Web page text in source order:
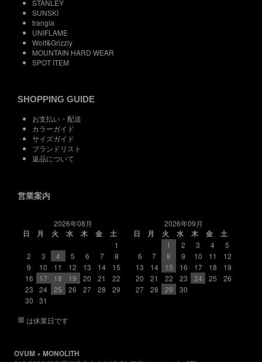
STANLEY
SUNSKI
trangia
UNIFLAME
Wolf&Grizzly
MOUNTAIN HARD WEAR
SPOT ITEM
SHOPPING GUIDE
お支払い・配送
カラーガイド
サイズガイド
ブランドリスト
返品について
営業案内
2026年08月
日
月 火 水 木 金
土
1
2
3 4 5 6 7
8
9
10 11 12 13 14
15
16
17 18 19 20 21
22
23
24 25 26 27 28
29
30
31
2026年09月
日
月 火 水 木 金
土
1
2 3 4
5
6
7 8 9 10 11
12
13
14 15 16 17 18
19
20
21 22 23 24 25
26
27
28 29 30
■ は休業日です
OVUM × MONOLITH